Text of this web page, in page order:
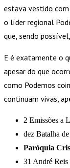
estava vestido com
o líder regional
que, sendo
E é exatamente o
apesar do que
como Podemos
continuam vivas,
2 Emissões a
dez Batalha
Paróquia
31 André Reis